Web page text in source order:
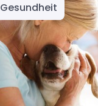
Gesundheit